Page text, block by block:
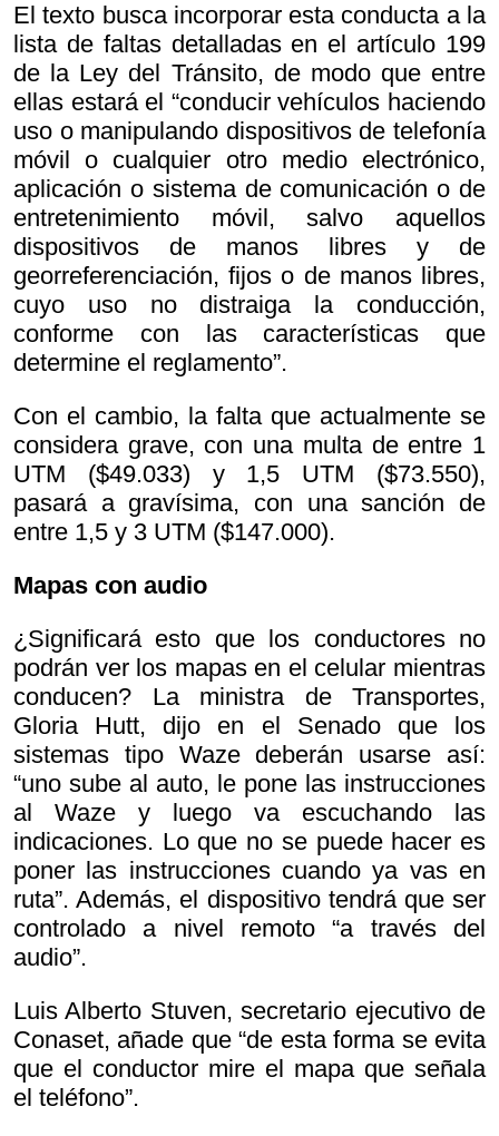
El texto busca incorporar esta conducta a la
lista de faltas detalladas en el artículo 199
de la Ley del Tránsito, de modo que entre
ellas estará el “conducir vehículos haciendo
uso o manipulando dispositivos de telefonía
móvil o cualquier otro medio electrónico,
aplicación o sistema de comunicación o de
entretenimiento móvil, salvo aquellos
dispositivos de manos libres y de
georreferenciación, fijos o de manos libres,
cuyo uso no distraiga la conducción,
conforme con las características que
determine el reglamento”.
Con el cambio, la falta que actualmente se
considera grave, con una multa de entre 1
UTM ($49.033) y 1,5 UTM ($73.550),
pasará a gravísima, con una sanción de
entre 1,5 y 3 UTM ($147.000).
Mapas con audio
¿Significará esto que los conductores no
podrán ver los mapas en el celular mientras
conducen? La ministra de Transportes,
Gloria Hutt, dijo en el Senado que los
sistemas tipo Waze deberán usarse así:
“uno sube al auto, le pone las instrucciones
al Waze y luego va escuchando las
indicaciones. Lo que no se puede hacer es
poner las instrucciones cuando ya vas en
ruta”. Además, el dispositivo tendrá que ser
controlado a nivel remoto “a través del
audio”.
Luis Alberto Stuven, secretario ejecutivo de
Conaset, añade que “de esta forma se evita
que el conductor mire el mapa que señala
el teléfono”.